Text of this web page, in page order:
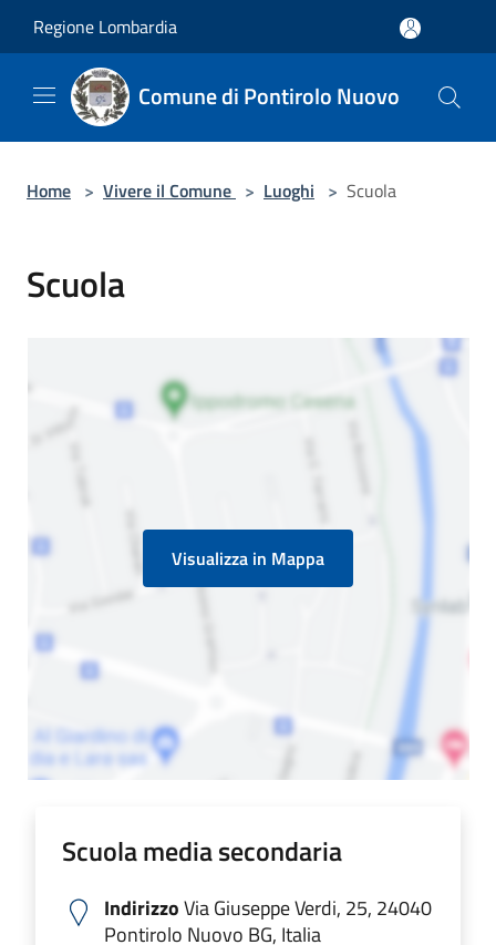
Regione Lombardia
Comune di Pontirolo Nuovo
Home > Vivere il Comune > Luoghi > Scuola
Scuola
Visualizza in Mappa
Scuola media secondaria
IndirizzoVia Giuseppe Verdi, 25, 24040
Pontirolo Nuovo BG, Italia